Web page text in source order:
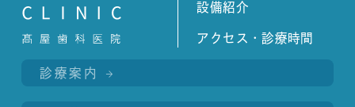
設備紹介
アクセス・診療時間
診療案内